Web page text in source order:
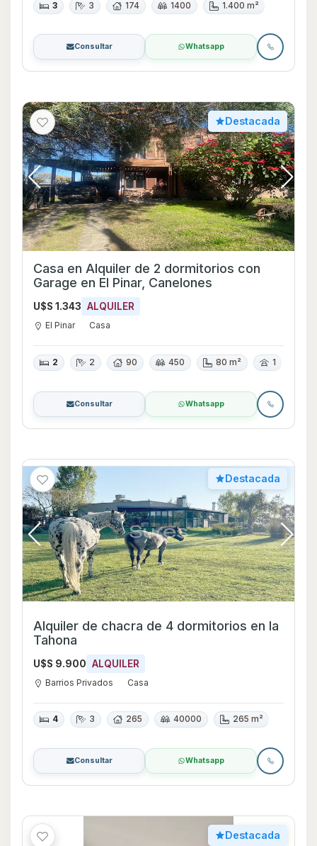
3 3 174 1400 1.400 m²
Consultar Whatsapp
Destacada
Casa en Alquiler de 2 dormitorios con
Garage en El Pinar, Canelones
U$S 1.343 ALQUILER
El Pinar Casa
2 2 90 450 80 m² 1
Consultar Whatsapp
Destacada
Alquiler de chacra de 4 dormitorios en la
Tahona
U$S 9.900 ALQUILER
Barrios Privados Casa
4 3 265 40000 265 m²
Consultar Whatsapp
Destacada